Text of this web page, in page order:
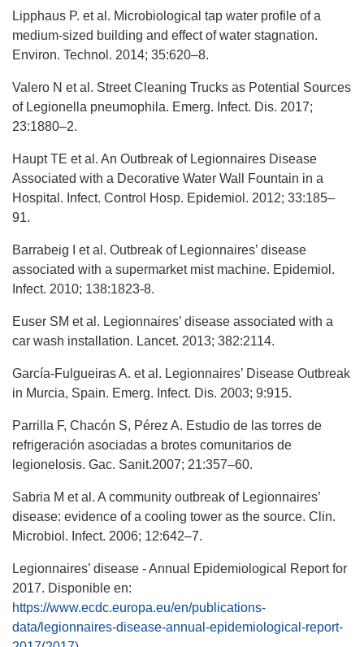
Lipphaus P. et al. Microbiological tap water profile of a
medium-sized building and effect of water stagnation.
Environ. Technol. 2014; 35:620–8.
Valero N et al. Street Cleaning Trucks as Potential Sources
of Legionella pneumophila. Emerg. Infect. Dis. 2017;
23:1880–2.
Haupt TE et al. An Outbreak of Legionnaires Disease
Associated with a Decorative Water Wall Fountain in a
Hospital. Infect. Control Hosp. Epidemiol. 2012; 33:185–
91.
Barrabeig I et al. Outbreak of Legionnaires’ disease
associated with a supermarket mist machine. Epidemiol.
Infect. 2010; 138:1823-8.
Euser SM et al. Legionnaires’ disease associated with a
car wash installation. Lancet. 2013; 382:2114.
García-Fulgueiras A. et al. Legionnaires’ Disease Outbreak
in Murcia, Spain. Emerg. Infect. Dis. 2003; 9:915.
Parrilla F, Chacón S, Pérez A. Estudio de las torres de
refrigeración asociadas a brotes comunitarios de
legionelosis. Gac. Sanit.2007; 21:357–60.
Sabria M et al. A community outbreak of Legionnaires’
disease: evidence of a cooling tower as the source. Clin.
Microbiol. Infect. 2006; 12:642–7.
Legionnaires’ disease - Annual Epidemiological Report for
2017. Disponible en:
https://www.ecdc.europa.eu/en/publications-
data/legionnaires-disease-annual-epidemiological-report-